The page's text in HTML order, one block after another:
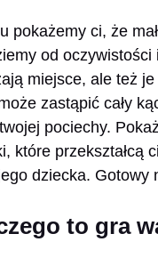
pokażemy ci, że
od oczywistości
miejsce, ale też
zastąpić cały
pociechy.
które przekształcą
dziecka. Gotowy
to gra